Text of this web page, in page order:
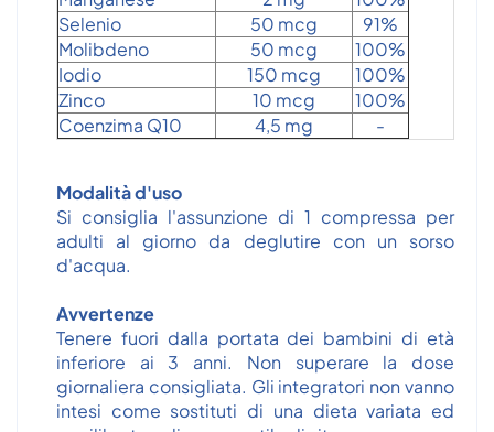
Selenio
50 mcg
91%
Molibdeno
50 mcg
100%
Iodio
150 mcg
100%
Zinco
10 mcg
100%
Coenzima Q10
4,5 mg -
Modalità d'uso
Si consiglia l'assunzione di 1 compressa per
adulti al giorno da deglutire con un sorso
d'acqua.
Avvertenze
Tenere fuori dalla portata dei bambini di età
inferiore ai 3 anni. Non superare la dose
giornaliera consigliata. Gli integratori non vanno
intesi come sostituti di una dieta variata ed